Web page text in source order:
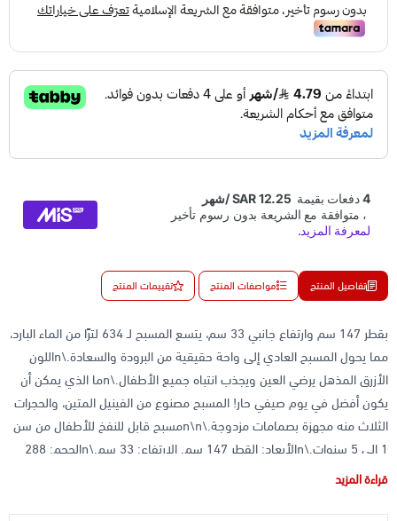
تفاصيل المنتج مواصفات المنتج تقييمات المنتج
بقطر 147 سم وارتفاع جانبي 33 سم، يتسع المسبح لـ 634 لترًا من الماء البارد،
مما يحول المسبح العادي إلى واحة حقيقية من البرودة والسعادة.\nاللون
الأزرق المذهل يرضي العين ويجذب انتباه جميع الأطفال.\nما الذي يمكن أن
يكون أفضل في يوم صيفي حار! المسبح مصنوع من الفينيل المتين، والحجرات
الثلاث منه مجهزة بصمامات مزدوجة.\n\nمسبح قابل للنفخ للأطفال من سن
1 إلى 5 سنوات.\nالأبعاد: القطر 147 سم. الارتفاع: 33 سم.\nالحجم: 288
قراءة المزيد